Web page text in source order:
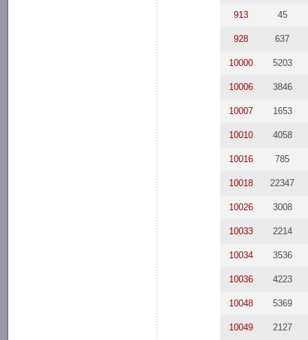
913 45
928 637
10000 5203
10006 3846
10007 1653
10010 4058
10016 785
10018 22347
10026 3008
10033 2214
10034 3536
10036 4223
10048 5369
10049 2127